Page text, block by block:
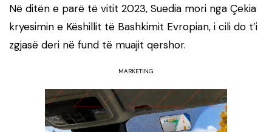
Në ditën e parë të vitit 2023, Suedia mori nga Çekia
kryesimin e Këshillit të Bashkimit Evropian, i cili do t’i
zgjasë deri në fund të muajit qershor.
MARKETING